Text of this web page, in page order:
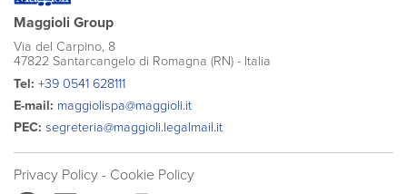
Maggioli Group
Via del Carpino, 8
47822 Santarcangelo di Romagna (RN) - Italia
Tel: +39 0541 628111
E-mail: maggiolispa@maggioli.it
PEC: segreteria@maggioli.legalmail.it
Privacy Policy - Cookie Policy